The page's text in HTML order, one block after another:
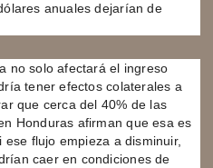
anuales dejarían de
no solo afectará el ingreso
tener efectos colaterales a
que cerca del 40% de las
Honduras afirman que esa es
flujo empieza a disminuir,
caer en condiciones de